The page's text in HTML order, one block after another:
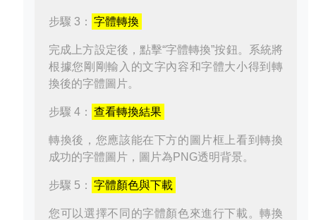
步驟 3： 字體轉換
完成上方設定後，點擊“字體轉換”按鈕。系統將
根據您剛剛輸入的文字內容和字體大小得到轉
換後的字體圖片。
步驟 4： 查看轉換結果
轉換後，您應該能在下方的圖片框上看到轉換
成功的字體圖片，圖片為PNG透明背景。
步驟 5： 字體顏色與下載
您可以選擇不同的字體顏色來進行下載。轉換